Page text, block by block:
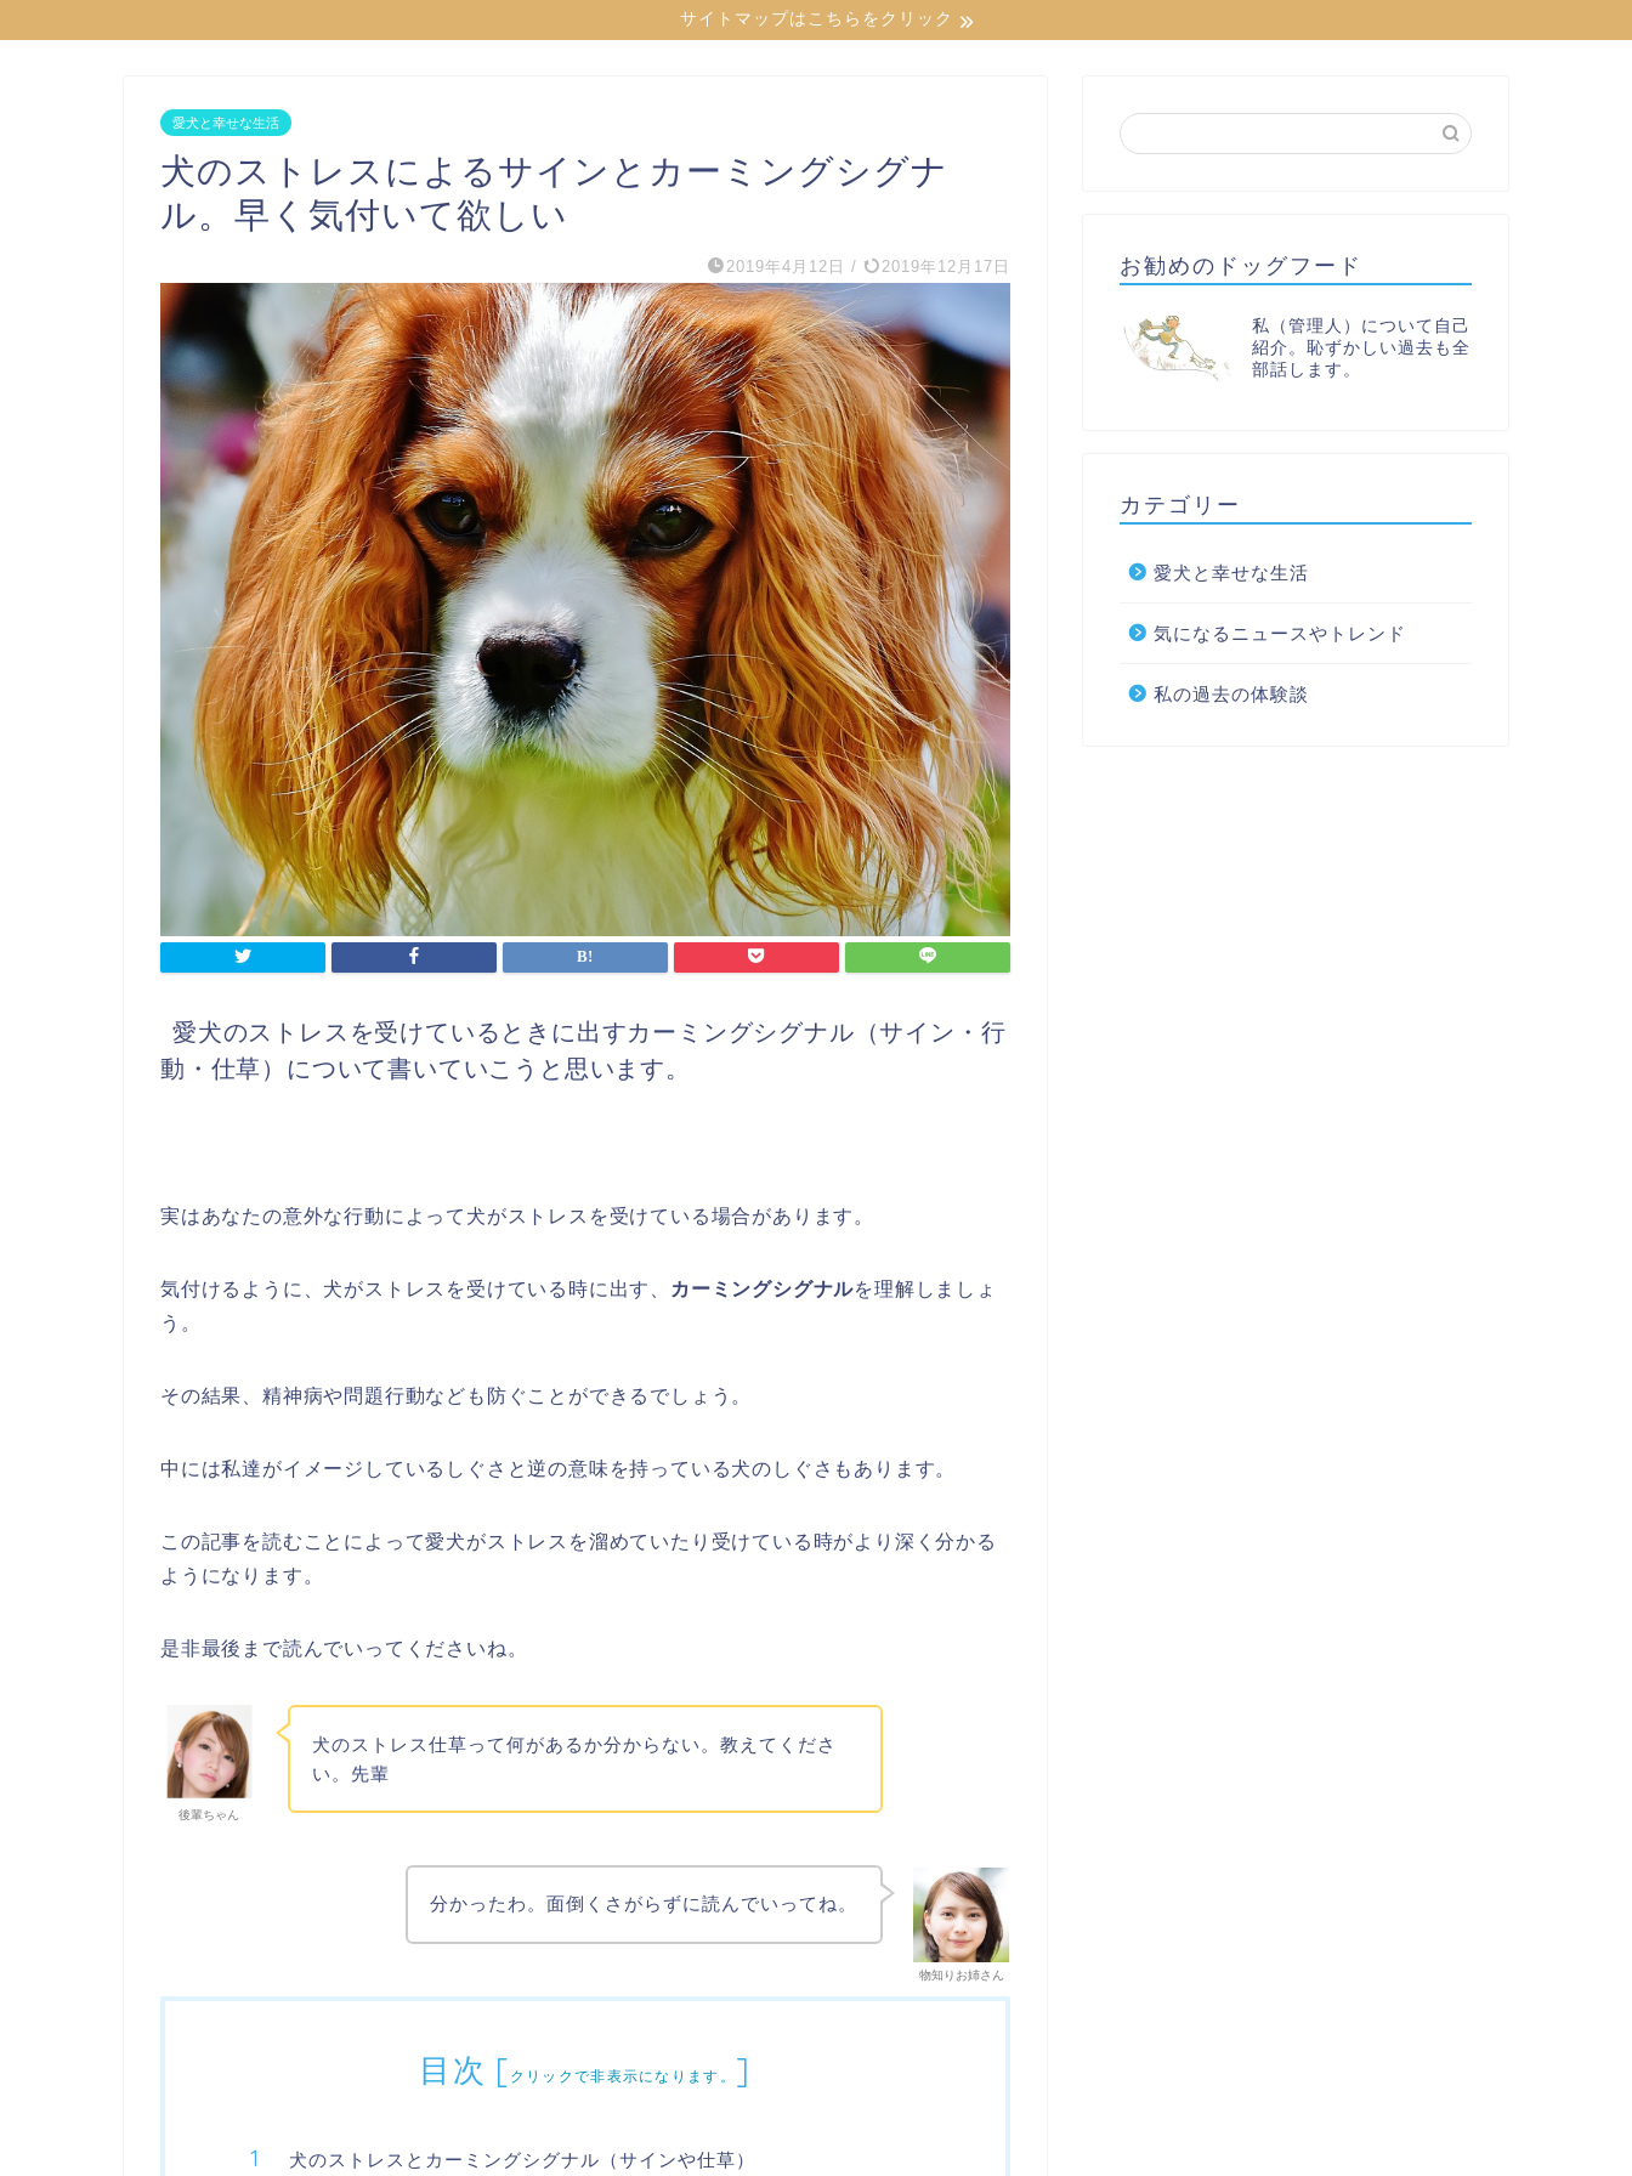
サイトマップはこちらをクリック
愛犬と幸せな生活
犬のストレスによるサインとカーミングシグナ
ル。早く気付いて欲しい
2019年4月12日 / 2019年12月17日
愛犬のストレスを受けているときに出すカーミングシグナル（サイン・行
動・仕草）について書いていこうと思います。
実はあなたの意外な行動によって犬がストレスを受けている場合があります。
気付けるように、犬がストレスを受けている時に出す、 カーミングシグナルを理解しましょ
う。
その結果、精神病や問題行動なども防ぐことができるでしょう。
中には私達がイメージしているしぐさと逆の意味を持っている犬のしぐさもあります。
この記事を読むことによって愛犬がストレスを溜めていたり受けている時がより深く分かる
ようになります。
是非最後まで読んでいってくださいね。
後輩ちゃん
犬のストレス仕草って何があるか分からない。教えてくださ
い。先輩
物知りお姉さん
分かったわ。面倒くさがらずに読んでいってね。
目次 [ クリックで非表示になります。 ]
犬のストレスとカーミングシグナル（サインや仕草）
お勧めのドッグフード
私（管理人）について自己
紹介。恥ずかしい過去も全
部話します。
カテゴリー
愛犬と幸せな生活
気になるニュースやトレンド
私の過去の体験談